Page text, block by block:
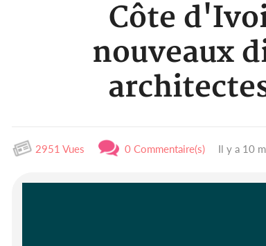
Côte
nouveaux
2951 Vues 0 Commentaire(s) Il y a 10